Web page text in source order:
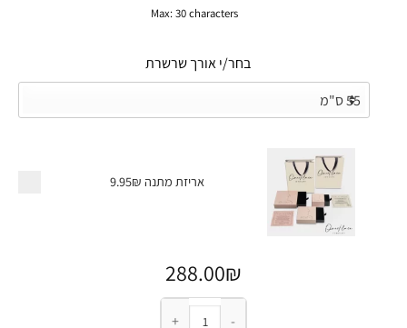
Max: 30 characters
בחר/י אורך שרשרת
אריזת מתנה 9.95₪
288.00₪